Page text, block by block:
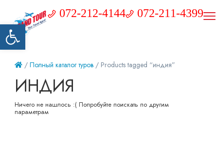
Открыть панель инструментов
072-212-4144 072-211-4399
/ Полный каталог туров / Products tagged “индия”
ИНДИЯ
Ничего не нашлось :( Попробуйте поискать по другим
параметрам